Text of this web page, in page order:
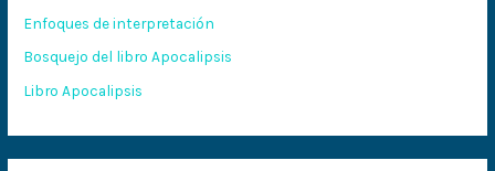
r
:
Enfoques de interpretación
Bosquejo del libro Apocalipsis
Libro Apocalipsis